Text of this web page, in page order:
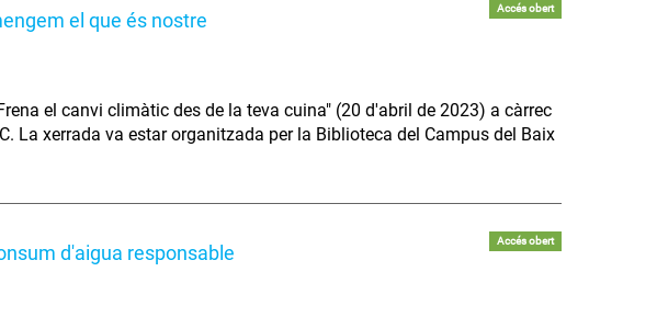
el que és nostre
Accés obert
el canvi climàtic des de la teva cuina" (20 d'abril de 2023) a càrrec
La xerrada va estar organitzada per la Biblioteca del Campus del Baix
d'aigua responsable
Accés obert